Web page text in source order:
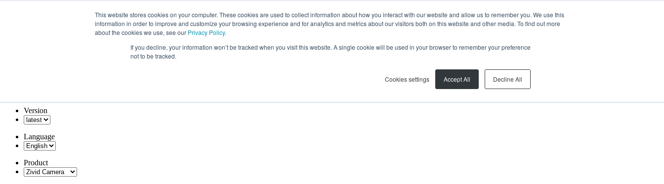
This website stores cookies on your computer. These cookies are used to collect information about how you interact with our website and allow us to remember you. We use this
information in order to improve and customize your browsing experience and for analytics and metrics about our visitors both on this website and other media. To find out more
about the cookies we use, see our Privacy Policy.
If you decline, your information won’t be tracked when you visit this website. A single cookie will be used in your browser to remember your preference
not to be tracked.
Cookies settings Accept All Decline All
Version
Language
Product